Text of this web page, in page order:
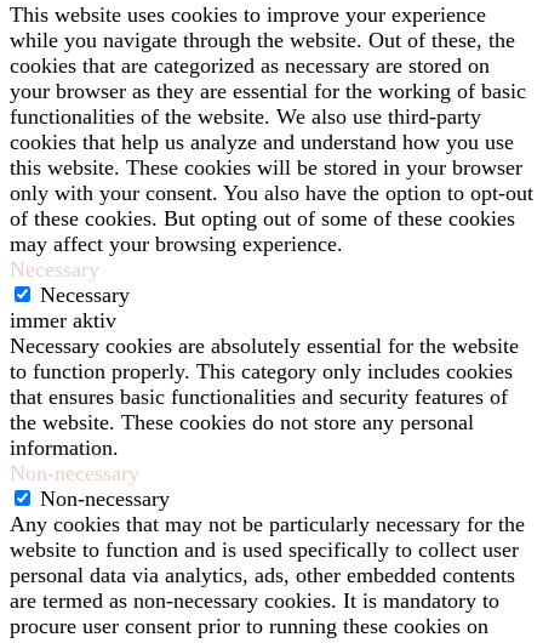
This website uses cookies to improve your experience
while you navigate through the website. Out of these, the
cookies that are categorized as necessary are stored on
your browser as they are essential for the working of basic
functionalities of the website. We also use third-party
cookies that help us analyze and understand how you use
this website. These cookies will be stored in your browser
only with your consent. You also have the option to opt-out
of these cookies. But opting out of some of these cookies
may affect your browsing experience.
Necessary
Necessary
immer aktiv
Necessary cookies are absolutely essential for the website
to function properly. This category only includes cookies
that ensures basic functionalities and security features of
the website. These cookies do not store any personal
information.
Non-necessary
Non-necessary
Any cookies that may not be particularly necessary for the
website to function and is used specifically to collect user
personal data via analytics, ads, other embedded contents
are termed as non-necessary cookies. It is mandatory to
procure user consent prior to running these cookies on